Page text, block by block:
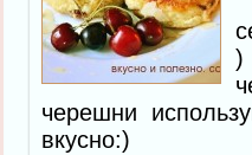
)
черешни
вкусно:)